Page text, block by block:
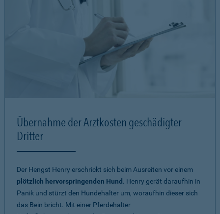
Übernahme der Arztkosten geschädigter
Dritter
Der Hengst Henry erschrickt sich beim Ausreiten vor einem
plötzlich hervorspringenden Hund . Henry gerät daraufhin in
Panik und stürzt den Hundehalter um, woraufhin dieser sich
das Bein bricht. Mit einer Pferdehalter